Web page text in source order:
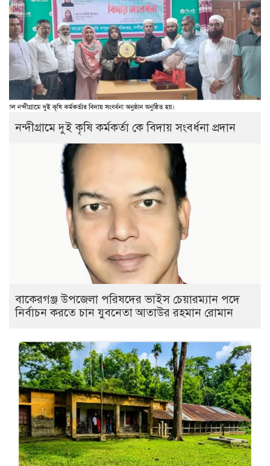
নন্দীগ্রামে দুই কৃষি কর্মকর্তা কে বিদায় সংবর্ধনা প্রদান
বাকেরগঞ্জ উপজেলা পরিষদের ভাইস চেয়ারম্যান পদে
নির্বাচন করতে চান যুবনেতা আতাউর রহমান রোমান